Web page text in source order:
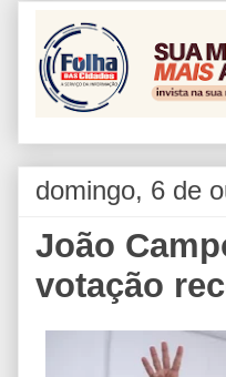
domingo, 6 de
João
votação